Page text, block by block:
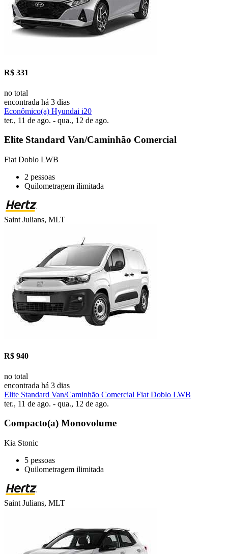
R$ 331
no total
encontrada há 3 dias
Econômico(a) Hyundai i20
ter., 11 de ago. - qua., 12 de ago.
Elite Standard Van/Caminhão Comercial
Fiat Doblo LWB
2 pessoas
Quilometragem ilimitada
Saint Julians, MLT
R$ 940
no total
encontrada há 3 dias
Elite Standard Van/Caminhão Comercial Fiat Doblo LWB
ter., 11 de ago. - qua., 12 de ago.
Compacto(a) Monovolume
Kia Stonic
5 pessoas
Quilometragem ilimitada
Saint Julians, MLT